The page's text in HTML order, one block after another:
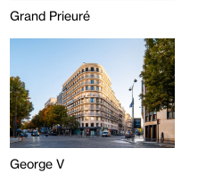
Grand Prieuré
George V